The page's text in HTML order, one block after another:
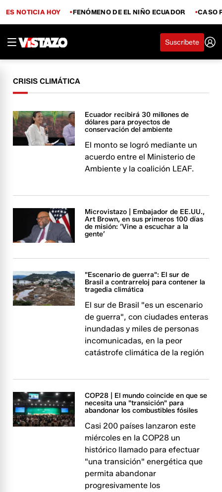
ES NOTICIA HOY FENÓMENO DE EL NIÑO ECUADOR CASO
Suscríbete
CRISIS CLIMÁTICA
Ecuador recibirá 30 millones de
dólares para proyectos de
conservación del ambiente
El monto se logró mediante un
acuerdo entre el Ministerio de
Ambiente y la coalición LEAF.
Microvistazo | Embajador de EE.UU.,
Art Brown, en sus primeros 100 días
de misión: ‘Vine a escuchar a la
gente’
"Escenario de guerra": El sur de
Brasil a contrarreloj para contener la
tragedia climática
El sur de Brasil "es un escenario
de guerra", con ciudades enteras
inundadas y miles de personas
incomunicadas, en la peor
catástrofe climática de la región
COP28 | El mundo coincide en que se
necesita una "transición" para
abandonar los combustibles fósiles
Casi 200 países lanzaron este
miércoles en la COP28 un
histórico llamado para efectuar
"una transición" energética que
permita abandonar
progresivamente los